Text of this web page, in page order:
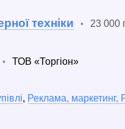
техніки • 23 000
•
ТОВ «Торгіон»
, Реклама, маркетинг,